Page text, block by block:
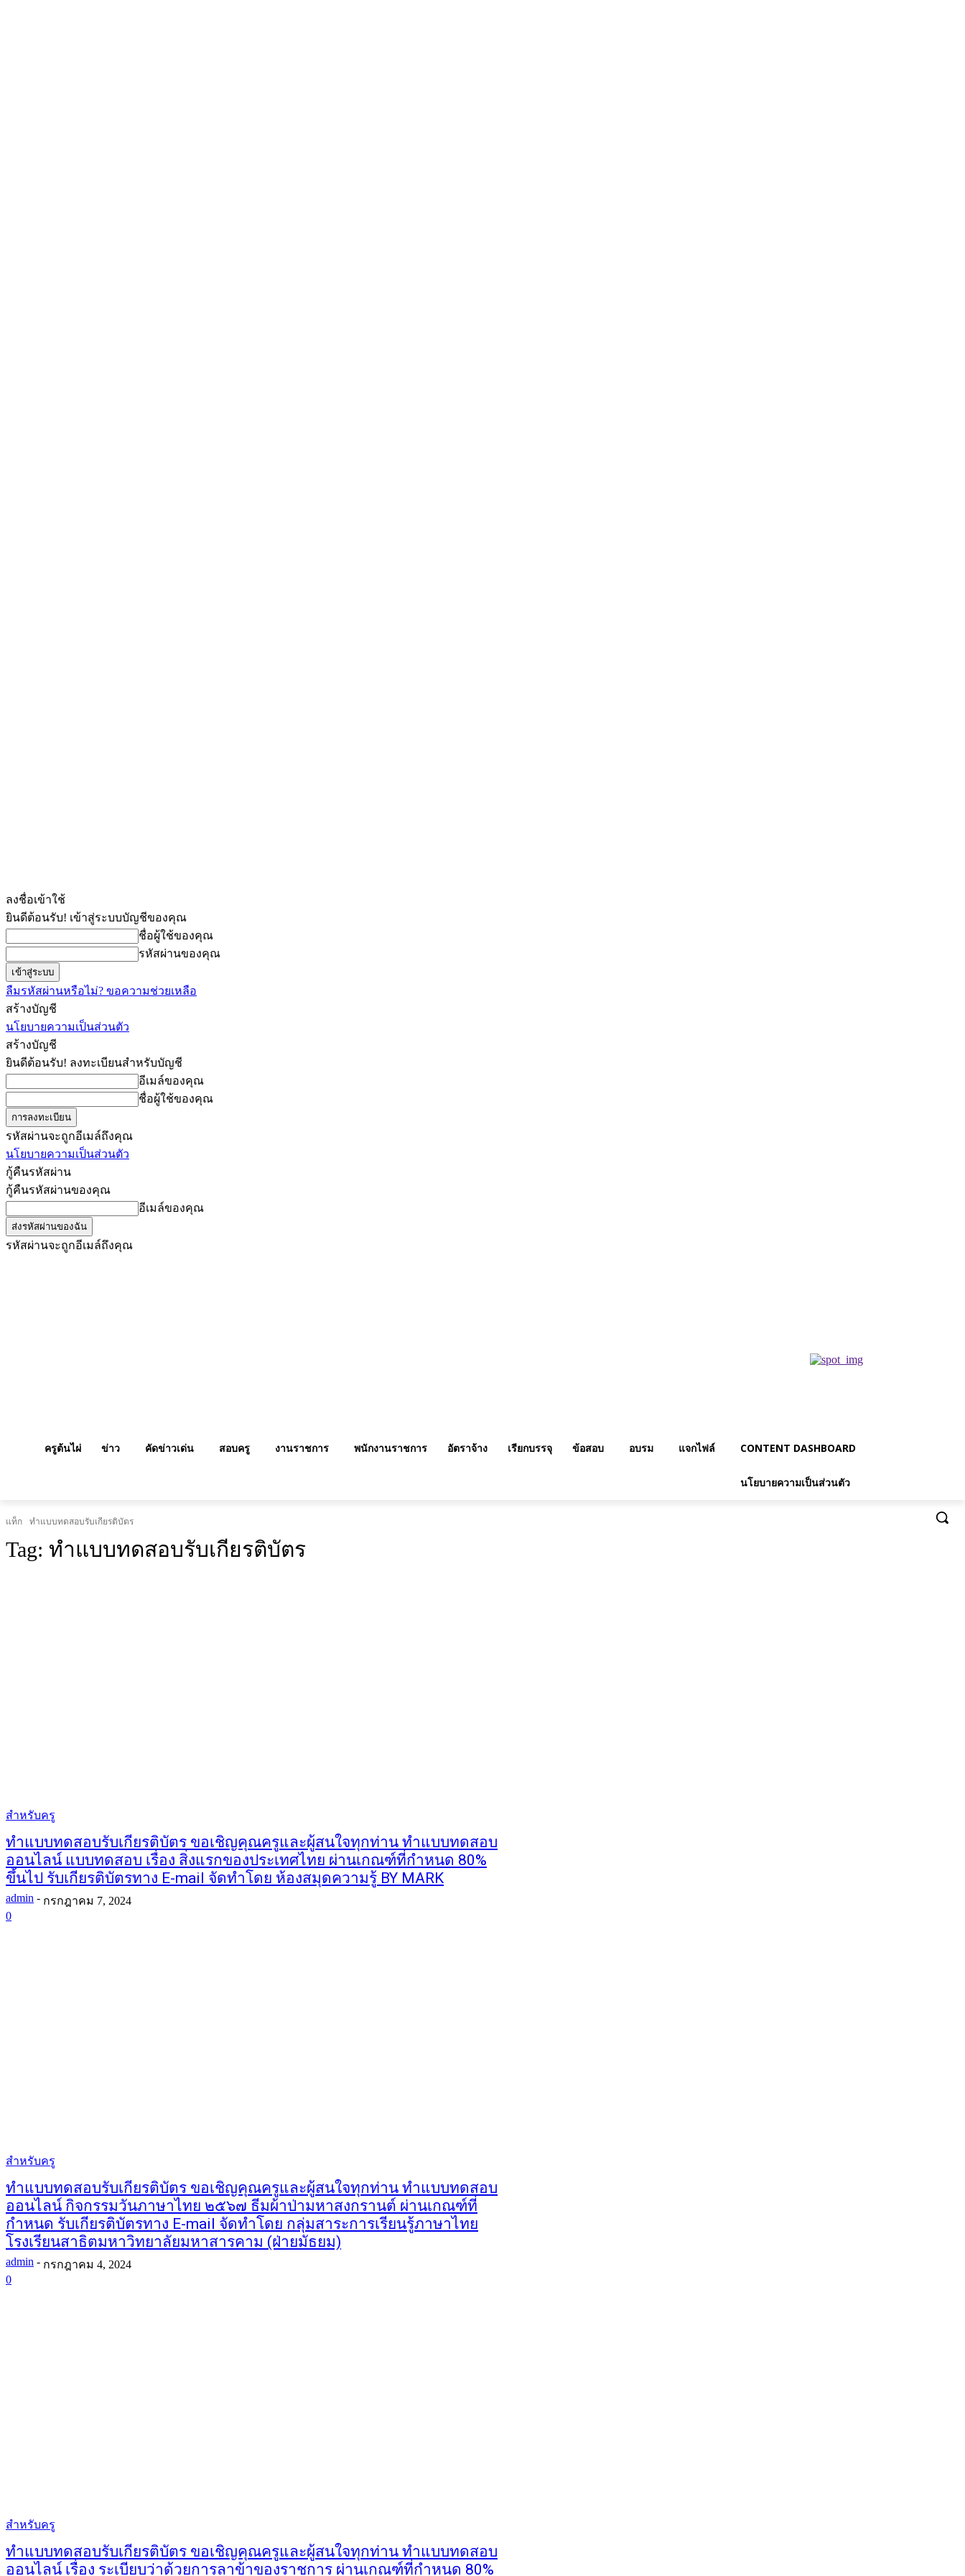
ลงชื่อเข้าใช้
ยินดีต้อนรับ! เข้าสู่ระบบบัญชีของคุณ
ชื่อผู้ใช้ของคุณ
รหัสผ่านของคุณ
ลืมรหัสผ่านหรือไม่? ขอความช่วยเหลือ
สร้างบัญชี
นโยบายความเป็นส่วนตัว
สร้างบัญชี
ยินดีต้อนรับ! ลงทะเบียนสำหรับบัญชี
อีเมล์ของคุณ
ชื่อผู้ใช้ของคุณ
รหัสผ่านจะถูกอีเมล์ถึงคุณ
นโยบายความเป็นส่วนตัว
กู้คืนรหัสผ่าน
กู้คืนรหัสผ่านของคุณ
อีเมล์ของคุณ
รหัสผ่านจะถูกอีเมล์ถึงคุณ
ครูต้นไผ่ ข่าว คัดข่าวเด่น สอบครู งานราชการ พนักงานราชการ อัตราจ้าง เรียกบรรจุ ข้อสอบ อบรม แจกไฟล์ CONTENT DASHBOARD
นโยบายความเป็นส่วนตัว
แท็ก ทำแบบทดสอบรับเกียรติบัตร
Tag: ทำแบบทดสอบรับเกียรติบัตร
สำหรับครู
ทำแบบทดสอบรับเกียรติบัตร ขอเชิญคุณครูและผู้สนใจทุกท่าน ทำแบบทดสอบ
ออนไลน์ แบบทดสอบ เรื่อง สิ่งแรกของประเทศไทย ผ่านเกณฑ์ที่กำหนด 80%
ขึ้นไป รับเกียรติบัตรทาง E-mail จัดทำโดย ห้องสมุดความรู้ BY MARK
admin - กรกฎาคม 7, 2024
0
สำหรับครู
ทำแบบทดสอบรับเกียรติบัตร ขอเชิญคุณครูและผู้สนใจทุกท่าน ทำแบบทดสอบ
ออนไลน์ กิจกรรมวันภาษาไทย ๒๕๖๗ ธีมผ้าป่ามหาสงกรานต์ ผ่านเกณฑ์ที่
กำหนด รับเกียรติบัตรทาง E-mail จัดทำโดย กลุ่มสาระการเรียนรู้ภาษาไทย
โรงเรียนสาธิตมหาวิทยาลัยมหาสารคาม (ฝ่ายมัธยม)
admin - กรกฎาคม 4, 2024
0
สำหรับครู
ทำแบบทดสอบรับเกียรติบัตร ขอเชิญคุณครูและผู้สนใจทุกท่าน ทำแบบทดสอบ
ออนไลน์ เรื่อง ระเบียบว่าด้วยการลาข้าของราชการ ผ่านเกณฑ์ที่กำหนด 80%